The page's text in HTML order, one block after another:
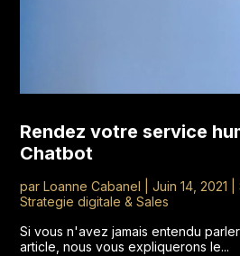
Rendez votre service
Chatbot
parLoanne Cabanel |Juin 14, 2021 |
Strategie digitale & Sales
Si vous n'avez jamais entendu
article, nous vous expliquerons le...